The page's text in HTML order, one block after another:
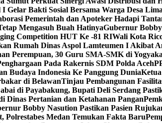
Gelar Bakti Sosial Bersama Warga Desa
Pemerintah dan Apoteker Hadapi
Mengasuh Buah HatinyaGubernur
Competition HUT Ke -81 RIWali Kota
Rumah Dinas Aspol Lamteumen I Akibat
Perempuan, 30 Guru SMA-SMK di
Pada Rakernis SDM Polda Aceh
Budaya Indonesia Ke Panggung Dunia
di BelawanTinjau Pembangunan
di Payabakung, Bupati Deli Serdang
Dinas Pertanian dan Ketahanan Pangan
Bobby Nasution Pastikan Pasien
Medan Temukan Fakta Baru